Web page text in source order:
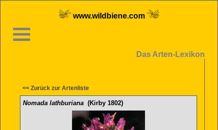
www.wildbiene.com
Das Arten-Lexikon
<< Zurück zur Artenliste
Nomada lathburiana(Kirby 1802)